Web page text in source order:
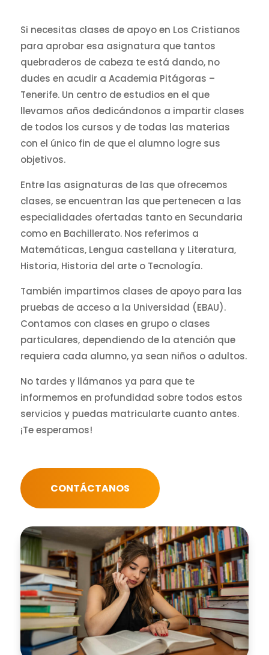
Si necesitas clases de apoyo en Los Cristianos
para aprobar esa asignatura que tantos
quebraderos de cabeza te está dando, no
dudes en acudir a Academia Pitágoras –
Tenerife. Un centro de estudios en el que
llevamos años dedicándonos a impartir clases
de todos los cursos y de todas las materias
con el único fin de que el alumno logre sus
objetivos.
Entre las asignaturas de las que ofrecemos
clases, se encuentran las que pertenecen a las
especialidades ofertadas tanto en Secundaria
como en Bachillerato. Nos referimos a
Matemáticas, Lengua castellana y Literatura,
Historia, Historia del arte o Tecnología.
También impartimos clases de apoyo para las
pruebas de acceso a la Universidad (EBAU).
Contamos con clases en grupo o clases
particulares, dependiendo de la atención que
requiera cada alumno, ya sean niños o adultos.
No tardes y llámanos ya para que te
informemos en profundidad sobre todos estos
servicios y puedas matricularte cuanto antes.
¡Te esperamos!
CONTÁCTANOS